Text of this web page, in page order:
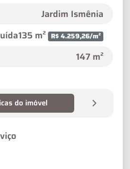
Jardim Ismênia
135 m² R$ 4.259,26/m²
147 m²
do imóvel